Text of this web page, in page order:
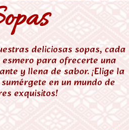
deliciosas sopas, cada
para ofrecerte una
y llena de sabor. ¡Elige la
en un mundo de
exquisitos!